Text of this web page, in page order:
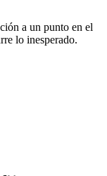
a un punto en el
lo inesperado.